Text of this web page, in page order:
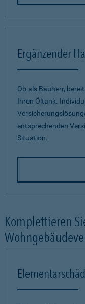
Ergänzender
Ob als Bauherr,
Ihren Öltank.
entsprechenden
Situation.
Komplettieren